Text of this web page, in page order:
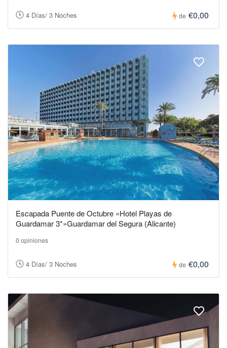
4 Días/ 3 Noches de €0,00
Escapada Puente de Octubre «Hotel Playas de
Guardamar 3*»Guardamar del Segura (Alicante)
0 opiniones
4 Días/ 3 Noches de €0,00